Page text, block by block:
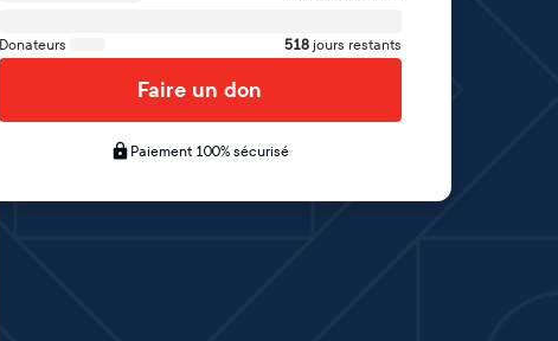
Donateurs 518 jours restants
Faire un don
Paiement 100% sécurisé